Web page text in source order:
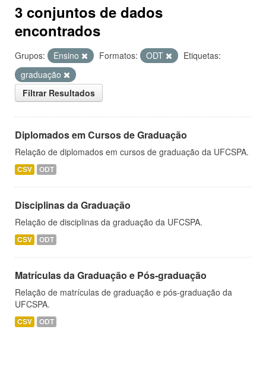
3 conjuntos de dados
encontrados
Grupos: Ensino Formatos: ODT
Etiquetas:
graduação
Filtrar Resultados
Diplomados em Cursos de Graduação
Relação de diplomados em cursos de graduação da UFCSPA.
CSV ODT
Disciplinas da Graduação
Relação de disciplinas da graduação da UFCSPA.
CSV ODT
Matrículas da Graduação e Pós-graduação
Relação de matrículas de graduação e pós-graduação da
UFCSPA.
CSV ODT